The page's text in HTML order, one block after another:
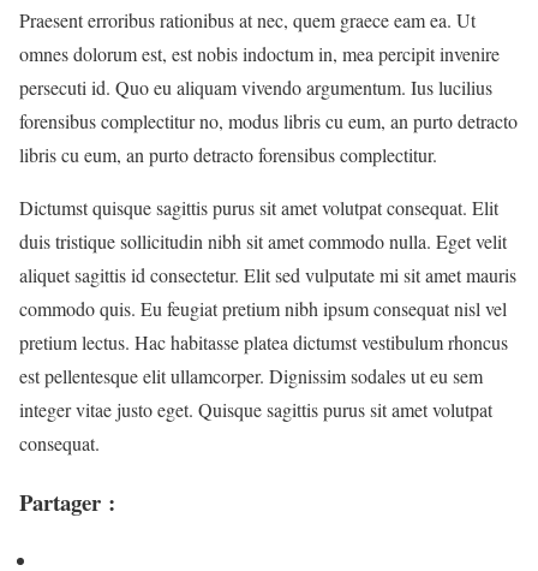
Praesent erroribus rationibus at nec, quem graece eam ea. Ut
omnes dolorum est, est nobis indoctum in, mea percipit invenire
persecuti id. Quo eu aliquam vivendo argumentum. Ius lucilius
forensibus complectitur no, modus libris cu eum, an purto detracto
libris cu eum, an purto detracto forensibus complectitur.
Dictumst quisque sagittis purus sit amet volutpat consequat. Elit
duis tristique sollicitudin nibh sit amet commodo nulla. Eget velit
aliquet sagittis id consectetur. Elit sed vulputate mi sit amet mauris
commodo quis. Eu feugiat pretium nibh ipsum consequat nisl vel
pretium lectus. Hac habitasse platea dictumst vestibulum rhoncus
est pellentesque elit ullamcorper. Dignissim sodales ut eu sem
integer vitae justo eget. Quisque sagittis purus sit amet volutpat
consequat.
Partager :